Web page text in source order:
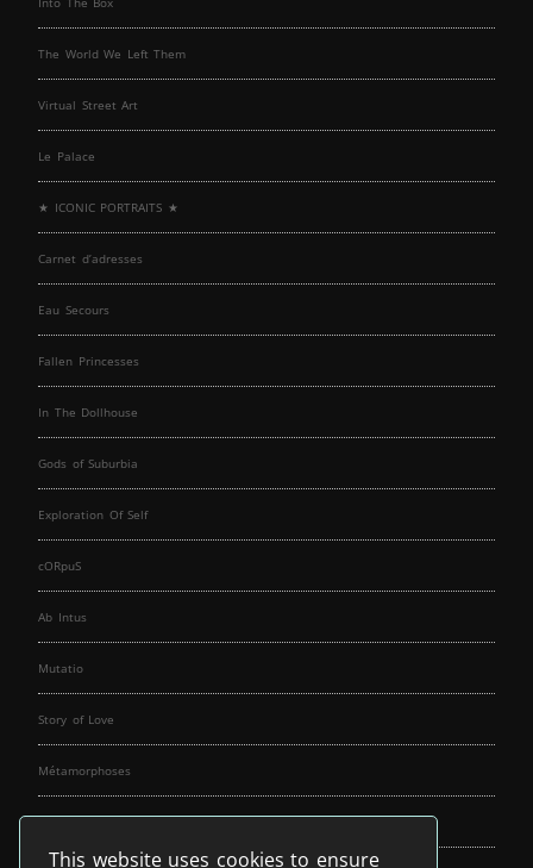
This website uses cookies to ensure
The World We Left Them
Virtual Street Art
Le Palace
★ ICONIC PORTRAITS ★
Carnet d’adresses
Eau Secours
Fallen Princesses
In The Dollhouse
Gods of Suburbia
Exploration Of Self
cORpuS
Ab Intus
Mutatio
Story of Love
Métamorphoses
Fallen Angels